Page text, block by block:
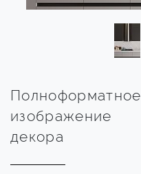
Полноформатное
изображение
декора